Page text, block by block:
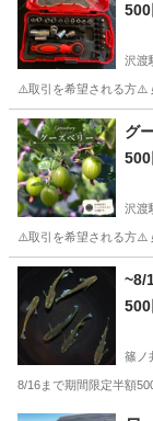
500
沢渡
⚠️取引を希望される方⚠️
長野 伊那市 沢
500
沢渡
⚠️取引を希望される方⚠️
長野 伊那市
~8/
500
篠ノ
8/16まで期間限定半額